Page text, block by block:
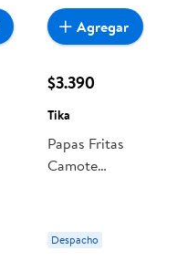
$3.390
Tika
Papas Fritas
Camote
Tika
Despacho
Agregar